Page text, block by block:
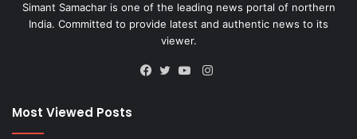
Simant Samachar is one of the leading news portal of northern
India. Committed to provide latest and authentic news to its
viewer.
Instagram
Most Viewed Posts